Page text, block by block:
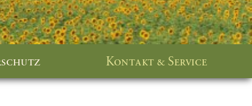
Kontakt & Service